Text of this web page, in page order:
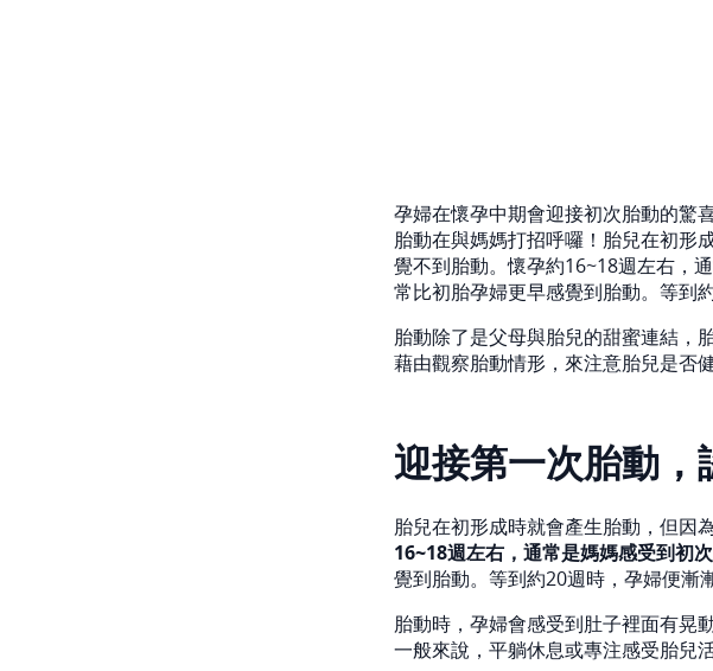
孕婦在懷孕中期會迎接初次胎動的驚
胎動在與媽媽打招呼囉！胎兒在初形
覺不到胎動。懷孕約16~18週左右，
常比初胎孕婦更早感覺到胎動。等到
胎動除了是父母與胎兒的甜蜜連結，
藉由觀察胎動情形，來注意胎兒是否健
迎接第一次胎動
胎兒在初形成時就會產生胎動，但因
16~18週左右，通常是媽媽感受到初
覺到胎動。等到約20週時，孕婦便漸
胎動時，孕婦會感受到肚子裡面有晃
一般來說，平躺休息或專注感受胎兒